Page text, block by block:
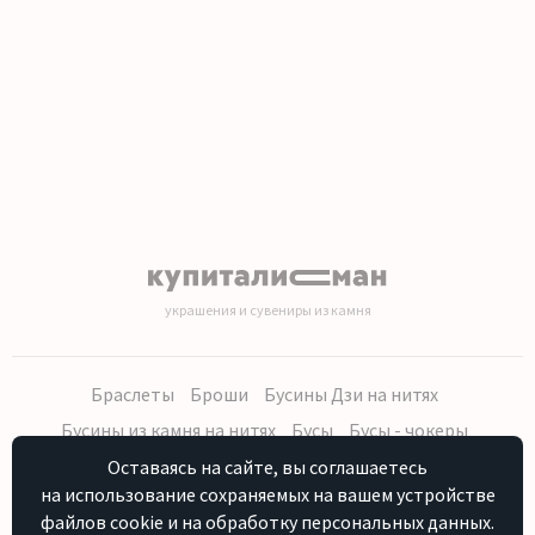
украшения и сувениры из камня
Браслеты Броши
Бусины Дзи на нитях
Бусины из камня на нитях
Бусы
Бусы - чокеры
Кольца, серьги
Кулоны
Наборы (бусы, браслет, серьги)
Распродажа
Сувениры из камня Фурнитура Четки
Оставаясь на сайте, вы соглашаетесь
на использование сохраняемых на вашем устройстве
файлов cookie и на обработку персональных данных.